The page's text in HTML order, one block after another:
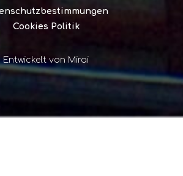
Cookies Politik
Entwickelt von Mirai